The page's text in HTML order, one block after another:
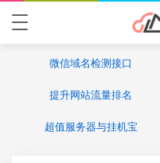
微信域名检测接口
提升网站流量排名
超值服务器与挂机宝